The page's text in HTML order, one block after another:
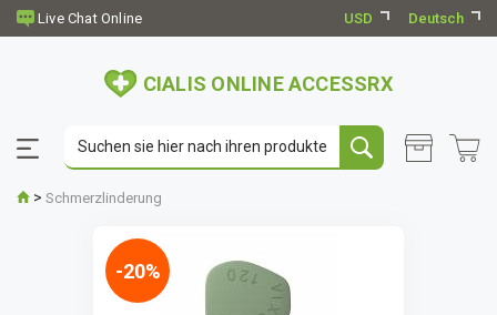
USD Deutsch
CIALIS ONLINE ACCESSRX
> Schmerzlinderung
-20%